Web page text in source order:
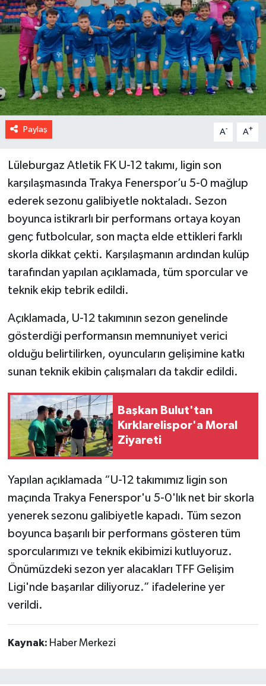
Paylaş A- A+
Lüleburgaz Atletik FK U-12 takımı, ligin son
karşılaşmasında Trakya Fenerspor’u 5-0 mağlup
ederek sezonu galibiyetle noktaladı. Sezon
boyunca istikrarlı bir performans ortaya koyan
genç futbolcular, son maçta elde ettikleri farklı
skorla dikkat çekti. Karşılaşmanın ardından kulüp
tarafından yapılan açıklamada, tüm sporcular ve
teknik ekip tebrik edildi.
Açıklamada, U-12 takımının sezon genelinde
gösterdiği performansın memnuniyet verici
olduğu belirtilirken, oyuncuların gelişimine katkı
sunan teknik ekibin çalışmaları da takdir edildi.
Başkan Bulut'tan
Kırklarelispor'a Moral
Ziyareti
Yapılan açıklamada “U-12 takımımız ligin son
maçında Trakya Fenerspor'u 5-0'lık net bir skorla
yenerek sezonu galibiyetle kapadı. Tüm sezon
boyunca başarılı bir performans gösteren tüm
sporcularımızı ve teknik ekibimizi kutluyoruz.
Önümüzdeki sezon yer alacakları TFF Gelişim
Ligi'nde başarılar diliyoruz.” ifadelerine yer
verildi.
Kaynak: Haber Merkezi